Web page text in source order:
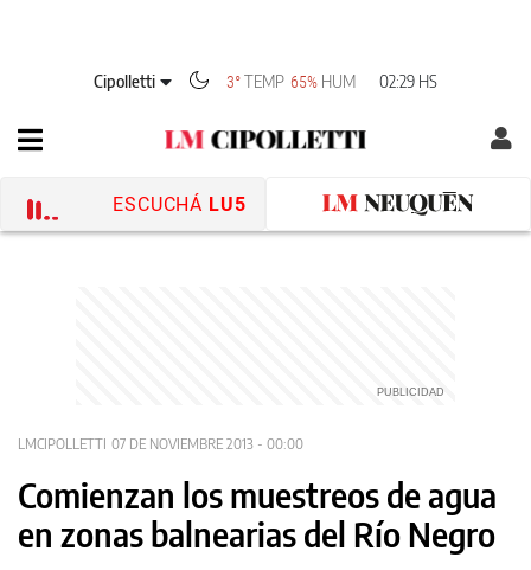
Cipolletti 3° TEMP 65% HUM 02:29 HS
ESCUCHÁ LU5
LMCIPOLLETTI 07 DE NOVIEMBRE 2013 - 00:00
Comienzan los muestreos de agua
en zonas balnearias del Río Negro